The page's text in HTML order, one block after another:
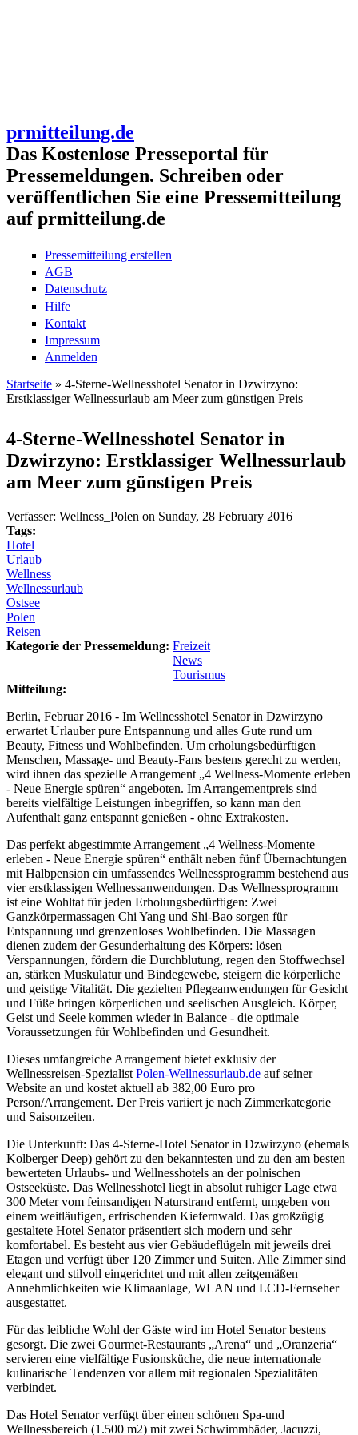
prmitteilung.de
Das Kostenlose Presseportal für
Pressemeldungen. Schreiben oder
veröffentlichen Sie eine Pressemitteilung
auf prmitteilung.de
Pressemitteilung erstellen
AGB
Datenschutz
Hilfe
Kontakt
Impressum
Anmelden
Sie sind hier
Startseite » 4-Sterne-Wellnesshotel Senator in Dzwirzyno:
Erstklassiger Wellnessurlaub am Meer zum günstigen Preis
4-Sterne-Wellnesshotel Senator in
Dzwirzyno: Erstklassiger Wellnessurlaub
am Meer zum günstigen Preis
Verfasser: Wellness_Polen on Sunday, 28 February 2016
Tags:
Hotel
Urlaub
Wellness
Wellnessurlaub
Ostsee
Polen
Reisen
Kategorie der Pressemeldung: Freizeit
News
Tourismus
Mitteilung:
Berlin, Februar 2016 - Im Wellnesshotel Senator in Dzwirzyno
erwartet Urlauber pure Entspannung und alles Gute rund um
Beauty, Fitness und Wohlbefinden. Um erholungsbedürftigen
Menschen, Massage- und Beauty-Fans bestens gerecht zu werden,
wird ihnen das spezielle Arrangement „4 Wellness-Momente erleben
- Neue Energie spüren“ angeboten. Im Arrangementpreis sind
bereits vielfältige Leistungen inbegriffen, so kann man den
Aufenthalt ganz entspannt genießen - ohne Extrakosten.
Das perfekt abgestimmte Arrangement „4 Wellness-Momente
erleben - Neue Energie spüren“ enthält neben fünf Übernachtungen
mit Halbpension ein umfassendes Wellnessprogramm bestehend aus
vier erstklassigen Wellnessanwendungen. Das Wellnessprogramm
ist eine Wohltat für jeden Erholungsbedürftigen: Zwei
Ganzkörpermassagen Chi Yang und Shi-Bao sorgen für
Entspannung und grenzenloses Wohlbefinden. Die Massagen
dienen zudem der Gesunderhaltung des Körpers: lösen
Verspannungen, fördern die Durchblutung, regen den Stoffwechsel
an, stärken Muskulatur und Bindegewebe, steigern die körperliche
und geistige Vitalität. Die gezielten Pflegeanwendungen für Gesicht
und Füße bringen körperlichen und seelischen Ausgleich. Körper,
Geist und Seele kommen wieder in Balance - die optimale
Voraussetzungen für Wohlbefinden und Gesundheit.
Dieses umfangreiche Arrangement bietet exklusiv der
Wellnessreisen-Spezialist Polen-Wellnessurlaub.de auf seiner
Website an und kostet aktuell ab 382,00 Euro pro
Person/Arrangement. Der Preis variiert je nach Zimmerkategorie
und Saisonzeiten.
Die Unterkunft: Das 4-Sterne-Hotel Senator in Dzwirzyno (ehemals
Kolberger Deep) gehört zu den bekanntesten und zu den am besten
bewerteten Urlaubs- und Wellnesshotels an der polnischen
Ostseeküste. Das Wellnesshotel liegt in absolut ruhiger Lage etwa
300 Meter vom feinsandigen Naturstrand entfernt, umgeben von
einem weitläufigen, erfrischenden Kiefernwald. Das großzügig
gestaltete Hotel Senator präsentiert sich modern und sehr
komfortabel. Es besteht aus vier Gebäudeflügeln mit jeweils drei
Etagen und verfügt über 120 Zimmer und Suiten. Alle Zimmer sind
elegant und stilvoll eingerichtet und mit allen zeitgemäßen
Annehmlichkeiten wie Klimaanlage, WLAN und LCD-Fernseher
ausgestattet.
Für das leibliche Wohl der Gäste wird im Hotel Senator bestens
gesorgt. Die zwei Gourmet-Restaurants „Arena“ und „Oranzeria“
servieren eine vielfältige Fusionsküche, die neue internationale
kulinarische Tendenzen vor allem mit regionalen Spezialitäten
verbindet.
Das Hotel Senator verfügt über einen schönen Spa-und
Wellnessbereich (1.500 m2) mit zwei Schwimmbäder, Jacuzzi,